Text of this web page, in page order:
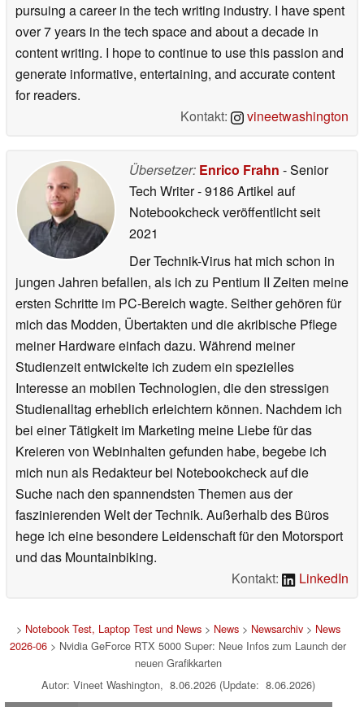
pursuing a career in the tech writing industry. I have spent
over 7 years in the tech space and about a decade in
content writing. I hope to continue to use this passion and
generate informative, entertaining, and accurate content
for readers.
Kontakt:
vineetwashington
Übersetzer: Enrico Frahn - Senior
Tech Writer- 9186 Artikel auf
Notebookcheck veröffentlichtseit
2021
Der Technik-Virus hat mich schon in
jungen Jahren befallen, als ich zu Pentium II Zeiten meine
ersten Schritte im PC-Bereich wagte. Seither gehören für
mich das Modden, Übertakten und die akribische Pflege
meiner Hardware einfach dazu. Während meiner
Studienzeit entwickelte ich zudem ein spezielles
Interesse an mobilen Technologien, die den stressigen
Studienalltag erheblich erleichtern können. Nachdem ich
bei einer Tätigkeit im Marketing meine Liebe für das
Kreieren von Webinhalten gefunden habe, begebe ich
mich nun als Redakteur bei Notebookcheck auf die
Suche nach den spannendsten Themen aus der
faszinierenden Welt der Technik. Außerhalb des Büros
hege ich eine besondere Leidenschaft für den Motorsport
und das Mountainbiking.
Kontakt:
LinkedIn
> Notebook Test, Laptop Test und News> News> Newsarchiv> News
2026-06 > Nvidia GeForce RTX 5000 Super: Neue Infos zum Launch der
neuen Grafikkarten
Autor: Vineet Washington, 8.06.2026 (Update: 8.06.2026)